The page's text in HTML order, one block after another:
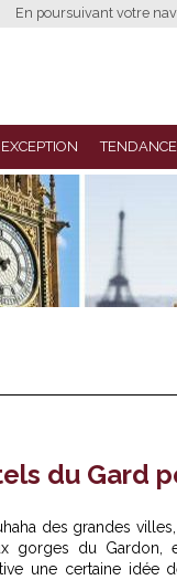
En poursuivant votre
EXCEPTION
du Gard
des grandes
gorges du
une certaine idée